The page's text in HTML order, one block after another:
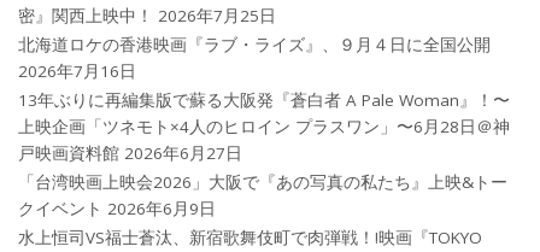
密』関西上映中！
2026年7月25日
北海道ロケの香港映画『ラブ・ライズ』、９月４日に全国公開
2026年7月16日
13年ぶりに再編集版で蘇る大阪発『蒼白者 A Pale Woman』！〜
上映企画「ツネモト×4人のヒロイン プラスワン」〜6月28日＠神
戸映画資料館 2026年6月27日
「台湾映画上映会2026」大阪で『あの写真の私たち』上映&トー
クイベント 2026年6月9日
水上恒司VS福士蒼汰、新宿歌舞伎町で肉弾戦！!映画『TOKYO